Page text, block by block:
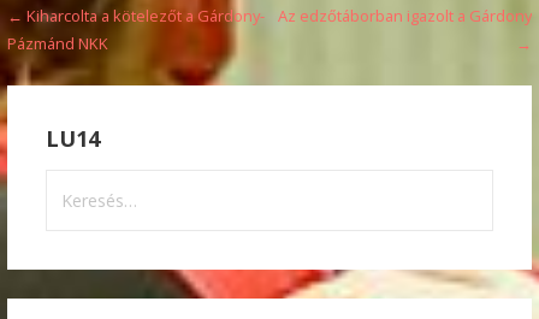
Bejegyzés
navigáció
← Kiharcolta a kötelezőt a Gárdony-
Pázmánd NKK
Az edzőtáborban igazolt a Gárdony
→
LU14